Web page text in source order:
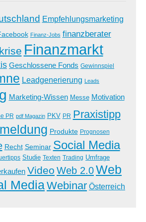
Empfehlungsmarketing
Finanz-Jobs finanzberater
Finanzmarkt
Geschlossene Fonds Gewinnspiel
Leadgenerierung Leads
Marketing-Wissen Messe Motivation
PR pdf Magazin PKV PR Praxistipp
Produkte Prognosen
Recht Seminar Social Media
Studie Texten Trading Umfrage
Video Web 2.0Web
MediaWebinar Österreich